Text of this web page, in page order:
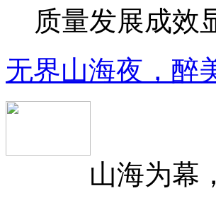
质量发展成效
无界山海夜，
山海为幕，